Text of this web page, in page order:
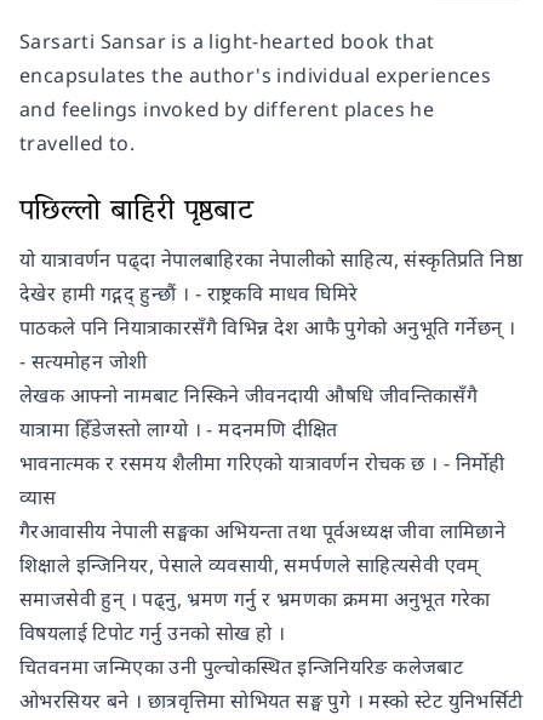
Sarsarti Sansar is a light-hearted book that
encapsulates the author's individual experiences
and feelings invoked by different places he
travelled to.
पछिल्लो बाहिरी पृष्ठबाट
यो यात्रावर्णन पढ्दा नेपालबाहिरका नेपालीको साहित्य, संस्कृतिप्रति निष्ठा
देखेर हामी गद्गद् हुन्छौं । - राष्ट्रकवि माधव घिमिरे
पाठकले पनि नियात्राकारसँगै विभिन्न देश आफै पुगेको अनुभूति गर्नेछन् ।
- सत्यमोहन जोशी
लेखक आफ्नो नामबाट निस्किने जीवनदायी औषधि जीवन्तिकासँगै
यात्रामा हिँडेजस्तो लाग्यो । - मदनमणि दीक्षित
भावनात्मक र रसमय शैलीमा गरिएको यात्रावर्णन रोचक छ । - निर्मोही
व्यास
गैरआवासीय नेपाली सङ्घका अभियन्ता तथा पूर्वअध्यक्ष जीवा लामिछाने
शिक्षाले इन्जिनियर, पेसाले व्यवसायी, समर्पणले साहित्यसेवी एवम्
समाजसेवी हुन् । पढ्नु, भ्रमण गर्नु र भ्रमणका क्रममा अनुभूत गरेका
विषयलाई टिपोट गर्नु उनको सोख हो ।
चितवनमा जन्मिएका उनी पुल्चोकस्थित इन्जिनियरिङ कलेजबाट
ओभरसियर बने । छात्रवृत्तिमा सोभियत सङ्घ पुगे । मस्को स्टेट युनिभर्सिटी